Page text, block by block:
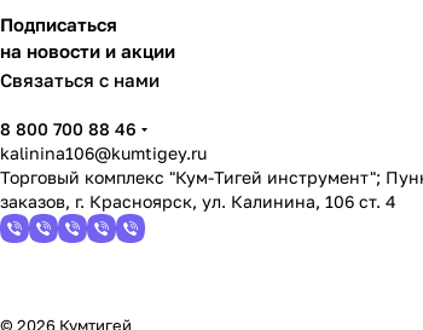
Подписаться
на новости и акции
Связаться с нами
8 800 700 88 46
kalinina106@kumtigey.ru
Торговый комплекс "Кум-Тигей инструмент";
заказов, г. Красноярск, ул. Калинина, 106 ст. 4
© 2026 Кумтигей